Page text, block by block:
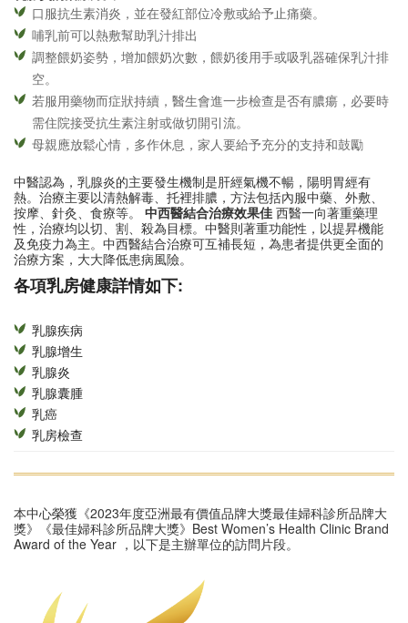
口服抗生素消炎，並在發紅部位冷敷或給予止痛藥。
哺乳前可以熱敷幫助乳汁排出
調整餵奶姿勢，增加餵奶次數，餵奶後用手或吸乳器確保乳汁排
空。
若服用藥物而症狀持續，醫生會進一步檢查是否有膿瘍，必要時
需住院接受抗生素注射或做切開引流。
母親應放鬆心情，多作休息，家人要給予充分的支持和鼓勵
中醫認為，乳腺炎的主要發生機制是肝經氣機不暢，陽明胃經有
熱。治療主要以清熱解毒、托裡排膿，方法包括內服中藥、外敷、
按摩、針灸、食療等。 中西醫結合治療效果佳 西醫一向著重藥理
性，治療均以切、割、殺為目標。中醫則著重功能性，以提昇機能
及免疫力為主。中西醫結合治療可互補長短，為患者提供更全面的
治療方案，大大降低患病風險。
各項乳房健康詳情如下:
乳腺疾病
乳腺增生
乳腺炎
乳腺囊腫
乳癌
乳房檢查
本中心榮獲《2023年度亞洲最有價值品牌大獎最佳婦科診所品牌大
獎》《最佳婦科診所品牌大獎》Best Women’s Health Clinic Brand
Award of the Year ，以下是主辦單位的訪問片段。